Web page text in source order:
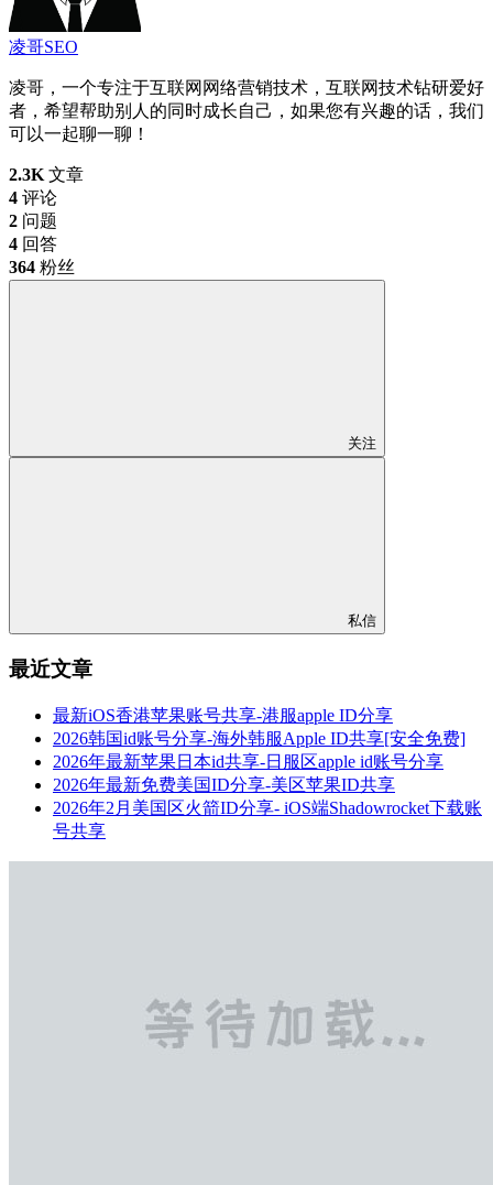
凌哥SEO
凌哥，一个专注于互联网网络营销技术，互联网技术钻研爱好
者，希望帮助别人的同时成长自己，如果您有兴趣的话，我们
可以一起聊一聊！
2.3K 文章
4 评论
2 问题
4 回答
364 粉丝
关注
私信
最近文章
最新iOS香港苹果账号共享-港服apple ID分享
2026韩国id账号分享-海外韩服Apple ID共享[安全免费]
2026年最新苹果日本id共享-日服区apple id账号分享
2026年最新免费美国ID分享-美区苹果ID共享
2026年2月美国区火箭ID分享- iOS端Shadowrocket下载账
号共享